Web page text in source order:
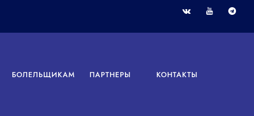
БОЛЕЛЬЩИКАМ ПАРТНЕРЫ КОНТАКТЫ